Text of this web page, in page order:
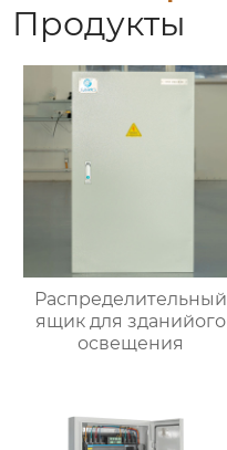
Продукты
Распределительный
ящик для зданийого
освещения